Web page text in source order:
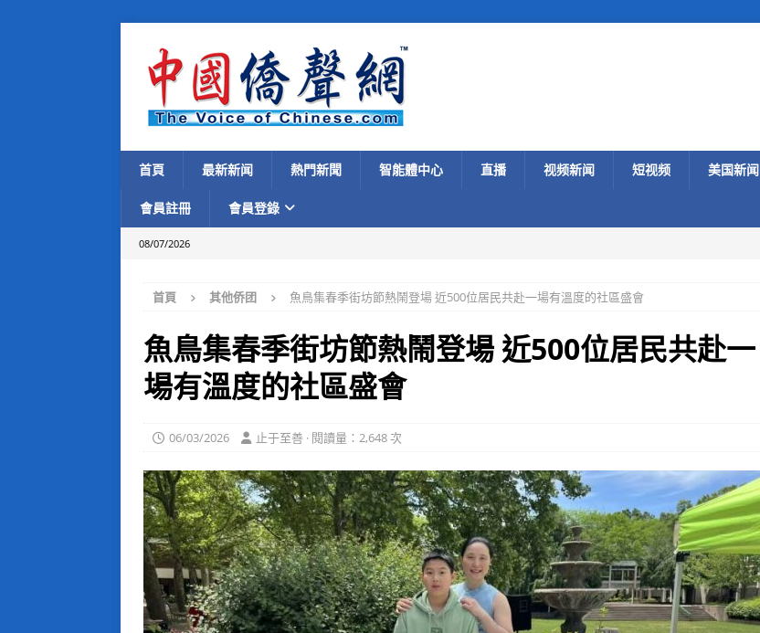
首頁 最新新闻 熱門新聞 智能體中心 直播 视频新闻 短视频 美国新闻
會員註冊 會員登錄
08/07/2026
首頁 其他侨团 魚鳥集春季街坊節熱鬧登場 近500位居民共赴一場有溫度的社區盛會
魚鳥集春季街坊節熱鬧登場 近500位居民共赴一
場有溫度的社區盛會
06/03/2026 止于至善 · 閱讀量：2,648 次